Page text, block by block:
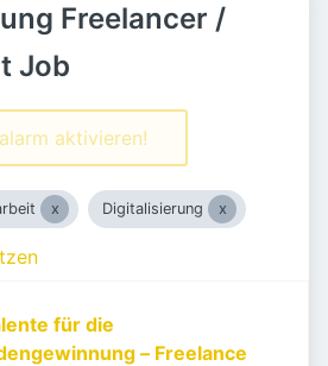
Freelancer /
Job
aktivieren!
Digitalisierung
für die
– Freelance